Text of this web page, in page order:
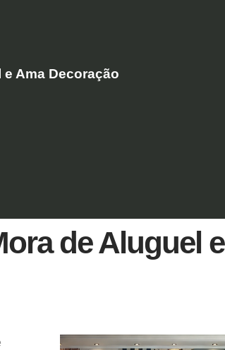
Ama Decoração
de Aluguel e